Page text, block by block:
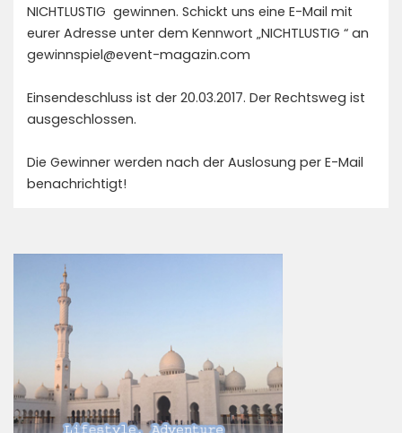
NICHTLUSTIG gewinnen. Schickt uns eine E-Mail mit
eurer Adresse unter dem Kennwort „NICHTLUSTIG “ an
gewinnspiel@event-magazin.com
Einsendeschluss ist der 20.03.2017. Der Rechtsweg ist
ausgeschlossen.
Die Gewinner werden nach der Auslosung per E-Mail
benachrichtigt!